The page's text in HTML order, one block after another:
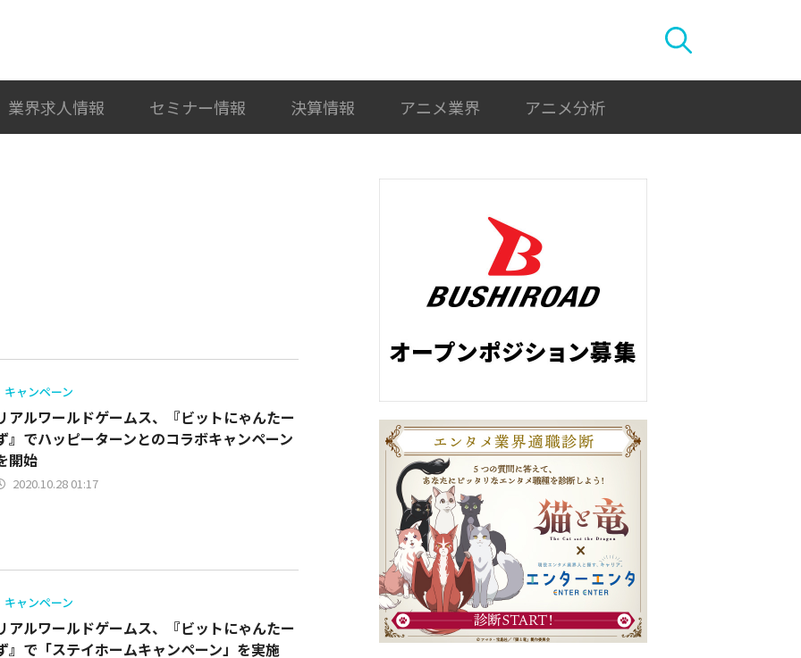
業界求人情報 セミナー情報 決算情報 アニメ業界 アニメ分析
キャンペーン
アルワールドゲームス、『ビットにゃんたー
』でハッピーターンとのコラボキャンペーン
開始
2020.10.28 01:17
キャンペーン
アルワールドゲームス、『ビットにゃんたー
』で「ステイホームキャンペーン」を実施